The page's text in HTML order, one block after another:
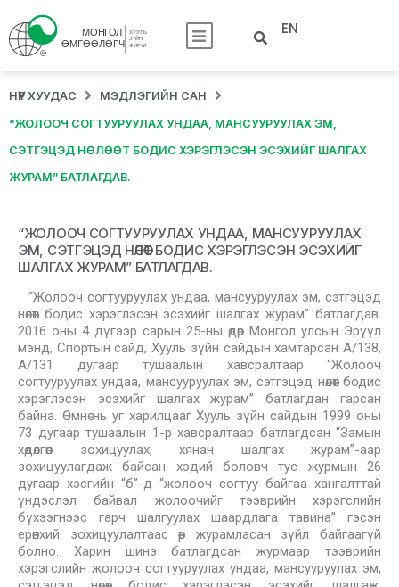
EN
НҮҮР ХУУДАС МЭДЛЭГИЙН САН
“ЖОЛООЧ СОГТУУРУУЛАХ УНДАА, МАНСУУРУУЛАХ ЭМ,
СЭТГЭЦЭД НӨЛӨӨТ БОДИС ХЭРЭГЛЭСЭН ЭСЭХИЙГ ШАЛГАХ
ЖУРАМ” БАТЛАГДАВ.
“ЖОЛООЧ СОГТУУРУУЛАХ УНДАА, МАНСУУРУУЛАХ
ЭМ, СЭТГЭЦЭД НӨЛӨӨТ БОДИС ХЭРЭГЛЭСЭН ЭСЭХИЙГ
ШАЛГАХ ЖУРАМ” БАТЛАГДАВ.
“Жолооч согтууруулах ундаа, мансууруулах эм, сэтгэцэд
нөлөөт бодис хэрэглэсэн эсэхийг шалгах журам” батлагдав.
2016 оны 4 дүгээр сарын 25-ны өдөр Монгол улсын Эрүүл
мэнд, Спортын сайд, Хууль зүйн сайдын хамтарсан А/138,
А/131 дугаар тушаалын хавсралтаар “Жолооч
согтууруулах ундаа, мансууруулах эм, сэтгэцэд нөлөөт бодис
хэрэглэсэн эсэхийг шалгах журам” батлагдан гарсан
байна. Өмнө нь уг харилцааг Хууль зүйн сайдын 1999 оны
73 дугаар тушаалын 1-р хавсралтаар батлагдсан “Замын
хөдөлгөөн зохицуулах, хянан шалгах журам”-аар
зохицуулагдаж байсан хэдий боловч тус журмын 26
дугаар хэсгийн “б”-д “жолооч согтуу байгаа хангалттай
үндэслэл байвал жолоочийг тээврийн хэрэгслийн
бүхээгнээс гарч шалгуулах шаардлага тавина” гэсэн
ерөнхий зохицуулалтаас өөр журамласан зүйл байгаагүй
болно. Харин шинэ батлагдсан журмаар тээврийн
хэрэгслийн жолооч согтууруулах ундаа, мансууруулах эм,